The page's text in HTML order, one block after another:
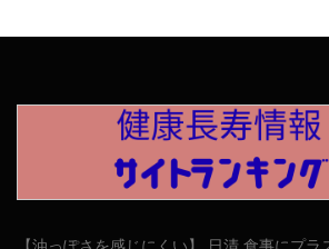
【油っぽさを感じにくい】 日清 食事にプラ